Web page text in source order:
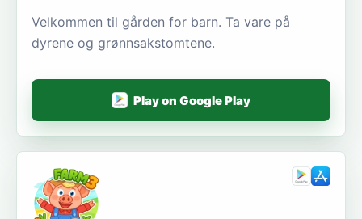
Velkommen til gården for barn. Ta vare på
dyrene og grønnsakstomtene.
Play on Google Play